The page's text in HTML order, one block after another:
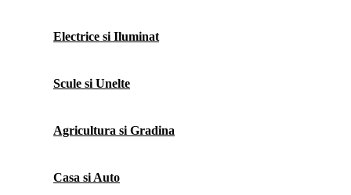
Electrice si Iluminat
Scule si Unelte
Agricultura si Gradina
Casa si Auto